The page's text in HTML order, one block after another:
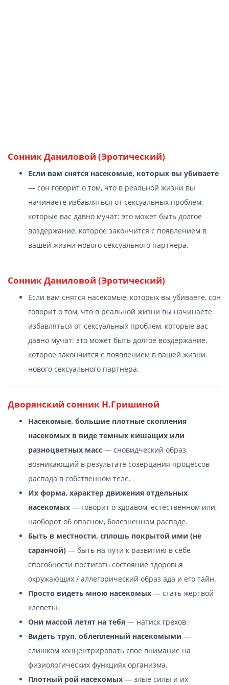
Сонник Даниловой (Эротический)
Если вам снятся насекомые, которых вы убиваете
— сон говорит о том, что в реальной жизни вы
начинаете избавляться от сексуальных проблем,
которые вас давно мучат: это может быть долгое
воздержание, которое закончится с появлением в
вашей жизни нового сексуального партнера.
Сонник Даниловой (Эротический)
Если вам снятся насекомые, которых вы убиваете, сон
говорит о том, что в реальной жизни вы начинаете
избавляться от сексуальных проблем, которые вас
давно мучат: это может быть долгое воздержание,
которое закончится с появлением в вашей жизни
нового сексуального партнера.
Дворянский сонник Н.Гришиной
Насекомые, большие плотные скопления
насекомых в виде темных кишащих или
разноцветных масс — сновидческий образ,
возникающий в результате созерцания процессов
распада в собственном теле.
Их форма, характер движения отдельных
насекомых — говорит о здравом, естественном или,
наоборот об опасном, болезненном распаде.
Быть в местности, сплошь покрытой ими (не
саранчой) — быть на пути к развитию в себе
способности постигать состояние здоровья
окружающих / аллегорический образ ада и его тайн.
Просто видеть мною насекомых — стать жертвой
клеветы.
Они массой летят на тебя — натиск грехов.
Видеть труп, облепленный насекомыми —
слишком концентрировать свое внимание на
физиологических функциях организма.
Плотный рой насекомых — злые силы и их